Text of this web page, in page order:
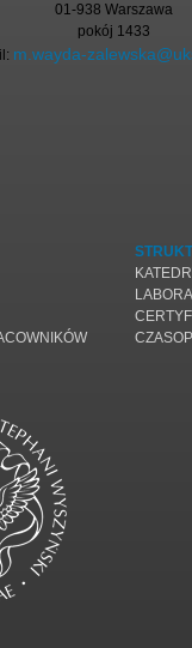
01-938 Warszawa
pokój 1433
m.wayda-